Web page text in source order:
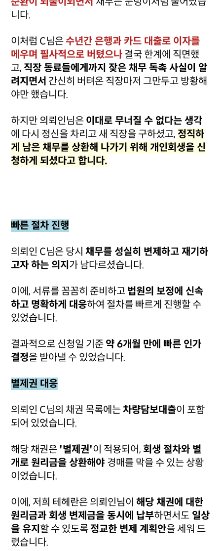
니다.
이처럼 C님은수년간 은행과 카드 대출로 이자를
메우며 필사적으로 버텼으나 결국 한계에 직면했
고, 직장 동료들에게까지 잦은 채무 독촉 사실이 알
려지면서 간신히 버텨온 직장마저 그만두고 방황해
야만 했습니다.
하지만 의뢰인님은 이대로 무너질 수 없다는 생각
에 다시 정신을 차리고 새 직장을 구하셨고, 정직하
게 남은 채무를 상환해 나가기 위해 개인회생을 신
청하게 되셨다고 합니다.
빠른 절차 진행
의뢰인 C님은 당시채무를 성실히 변제하고 재기하
고자 하는 의지 가 남다르셨습니다.
이에, 서류를 꼼꼼히 준비하고 법원의 보정에 신속
하고 명확하게 대응하여 절차를 빠르게 진행할 수
있었습니다.
결과적으로 신청일 기준 약 6개월 만에 빠른 인가
결정을 받아낼 수 있었습니다.
별제권 대응
의뢰인 C님의 채권 목록에는차량담보대출이 포함
되어 있었습니다.
해당 채권은 '별제권'이 적용되어, 회생 절차와 별
개로 원리금을 상환해야 경매를 막을 수 있는 상황
이었습니다.
이에, 저희 테헤란은 의뢰인님이해당 채권에 대한
원리금과 회생 변제금을 동시에 납부하면서도 일상
을 유지 할 수 있도록 정교한 변제 계획안을 세워 드
렸습니다.